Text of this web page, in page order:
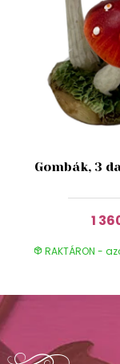
Gombák, 3
1
RAKTÁRON -